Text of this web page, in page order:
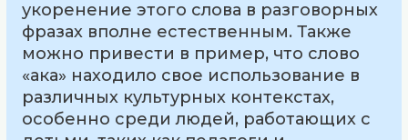
укоренение этого слова в разговорных
фразах вполне естественным. Также
можно привести в пример, что слово
«ака» находило свое использование в
различных культурных контекстах,
особенно среди людей, работающих с